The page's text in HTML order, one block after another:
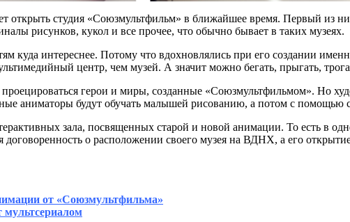
открыть студия «Союзмультфильм» в ближайшее время. Первый из
рисунков, кукол и все прочее, что обычно бывает в таких музеях.
куда интереснее. Потому что вдохновлялись при его создании
центр, чем музей. А значит можно бегать, прыгать,
герои и миры, созданные «Союзмультфильмом». Но
аниматоры будут обучать малышей рисованию, а потом с помощью
зала, посвященных старой и новой анимации. То есть в
договоренность о расположении своего музея на ВДНХ, а его
от «Союзмультфильма»
мультсериалом